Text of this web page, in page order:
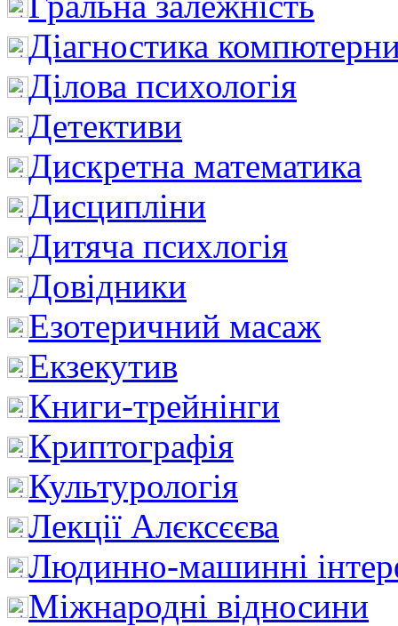
Діагностика
Ділова психологія
Детективи
Дискретна математика
Дисципліни
Дитяча психлогія
Довідники
Езотеричний масаж
Екзекутив
Книги-трейнінги
Криптографія
Культурологія
Лекції Алєксєєва
Людинно-машинні
Міжнародні відносини